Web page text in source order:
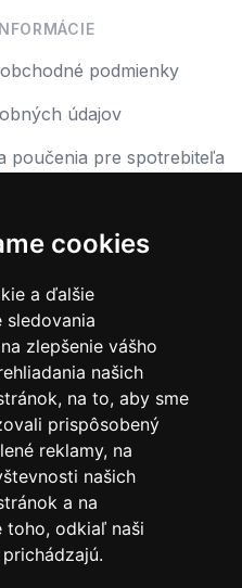
cookies
a ďalšie
sledovania
zlepšenie vášho
našich
na to, aby sme
prispôsobený
reklamy, na
našich
a na
toho, odkiaľ naši
podmienky
údajov
poučenia pre spotrebiteľa
protokol
odstúpenie od zmluvy
zmluvy tu